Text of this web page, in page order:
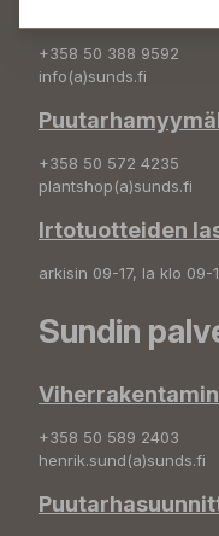
+358 50 388 9592
info(a)sunds.fi
+358 50 572 4235
plantshop(a)sunds.fi
Irtotuotteiden
arkisin 09-17, la klo 09-
Sundin
+358 50 589 2403
henrik.sund(a)sunds.fi